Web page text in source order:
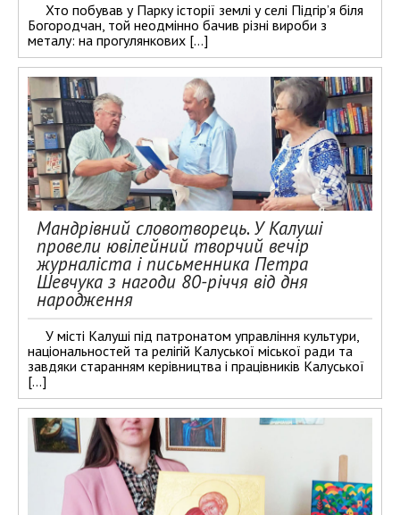
Хто побував у Парку історії землі у селі Підгір’я біля
Богородчан, той неодмінно бачив різні вироби з
металу: на прогулянкових […]
Мандрівний словотворець. У Калуші
провели ювілейний творчий вечір
журналіста і письменника Петра
Шевчука з нагоди 80-річчя від дня
народження
У місті Калуші під патронатом управління культури,
національностей та релігій Калуської міської ради та
завдяки старанням керівництва і працівників Калуської
[…]